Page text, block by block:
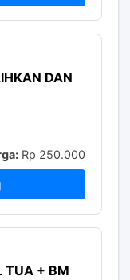
DAN
Rp 250.000
TUA + BM